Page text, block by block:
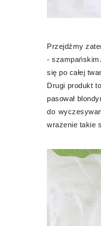
Przejdźmy
-
się po całej
Drugi produkt to
pasował
do
wrażenie takie